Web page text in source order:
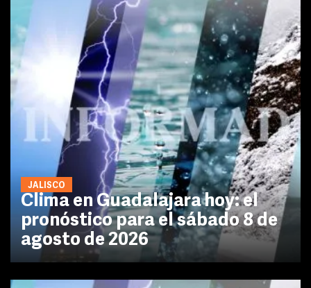
JALISCO
Clima en Guadalajara hoy: el
pronóstico para el sábado 8 de
agosto de 2026